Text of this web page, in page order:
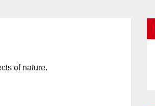
of nature.